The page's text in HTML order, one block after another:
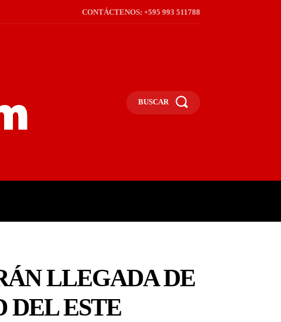
CONTÁCTENOS: +595 993 511788
BUSCAR
LLEGADA DE
DEL ESTE